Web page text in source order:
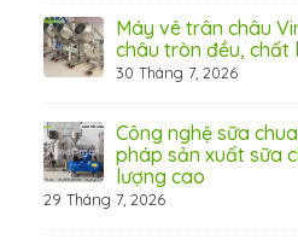
Máy vê trân châu
châu tròn đều, chất
30 Tháng 7, 2026
Công nghệ sữa
pháp sản xuất sữa
lượng cao
29 Tháng 7, 2026